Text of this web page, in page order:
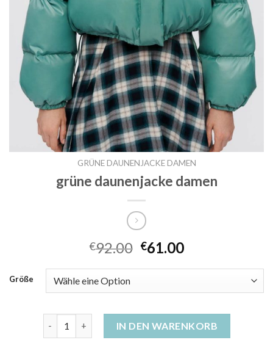
GRÜNE DAUNENJACKE DAMEN
grüne daunenjacke damen
€92.00 €61.00
Größe
IN DEN WARENKORB